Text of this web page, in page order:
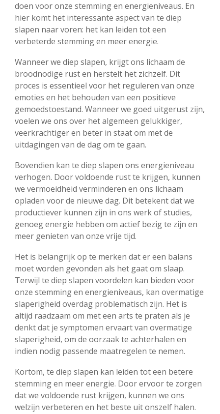
doen voor onze stemming en energieniveaus. En
hier komt het interessante aspect van te diep
slapen naar voren: het kan leiden tot een
verbeterde stemming en meer energie.
Wanneer we diep slapen, krijgt ons lichaam de
broodnodige rust en herstelt het zichzelf. Dit
proces is essentieel voor het reguleren van onze
emoties en het behouden van een positieve
gemoedstoestand. Wanneer we goed uitgerust zijn,
voelen we ons over het algemeen gelukkiger,
veerkrachtiger en beter in staat om met de
uitdagingen van de dag om te gaan.
Bovendien kan te diep slapen ons energieniveau
verhogen. Door voldoende rust te krijgen, kunnen
we vermoeidheid verminderen en ons lichaam
opladen voor de nieuwe dag. Dit betekent dat we
productiever kunnen zijn in ons werk of studies,
genoeg energie hebben om actief bezig te zijn en
meer genieten van onze vrije tijd.
Het is belangrijk op te merken dat er een balans
moet worden gevonden als het gaat om slaap.
Terwijl te diep slapen voordelen kan bieden voor
onze stemming en energieniveaus, kan overmatige
slaperigheid overdag problematisch zijn. Het is
altijd raadzaam om met een arts te praten als je
denkt dat je symptomen ervaart van overmatige
slaperigheid, om de oorzaak te achterhalen en
indien nodig passende maatregelen te nemen.
Kortom, te diep slapen kan leiden tot een betere
stemming en meer energie. Door ervoor te zorgen
dat we voldoende rust krijgen, kunnen we ons
welzijn verbeteren en het beste uit onszelf halen.